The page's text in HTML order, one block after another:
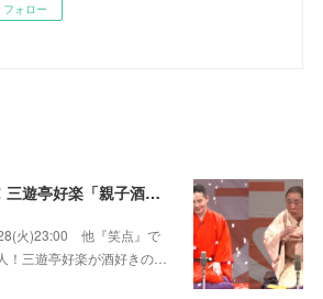
フォロー
祝！噺家生活60周年！三遊亭好楽「親子酒」錦笑亭満堂「桜ん坊」～満堂フェス2026
火)23:00 他『笑点』で
！三遊亭好楽が酒好きの…